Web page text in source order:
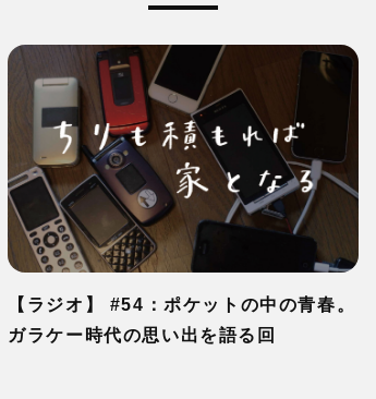
【ラジオ】 #54：ポケットの中の青春。
ガラケー時代の思い出を語る回